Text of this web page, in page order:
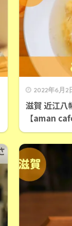
2022年6月2
滋賀 近江八
【aman